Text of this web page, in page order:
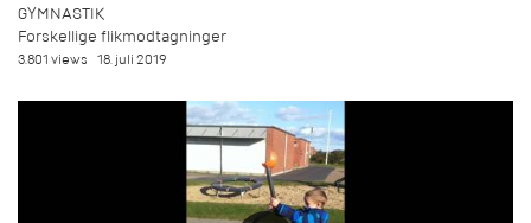
GYMNASTIK
Forskellige flikmodtagninger
3.801 views 18. juli 2019